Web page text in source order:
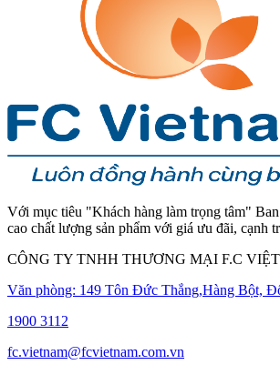
Với mục tiêu "Khách hàng làm trọng tâm"
cao chất lượng sản phẩm với giá ưu đãi, cạnh
CÔNG TY TNHH THƯƠNG MẠI F.C
Văn phòng: 149 Tôn Đức Thắng,Hàng Bột,
1900 3112
fc.vietnam@fcvietnam.com.vn